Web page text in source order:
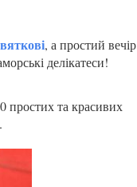
, а простий вечір
делікатеси!
простих та красивих